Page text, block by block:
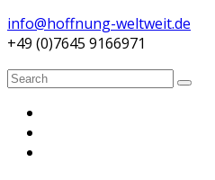
info@hoffnung-weltweit.de
+49 (0)7645 9166971
Search
Search